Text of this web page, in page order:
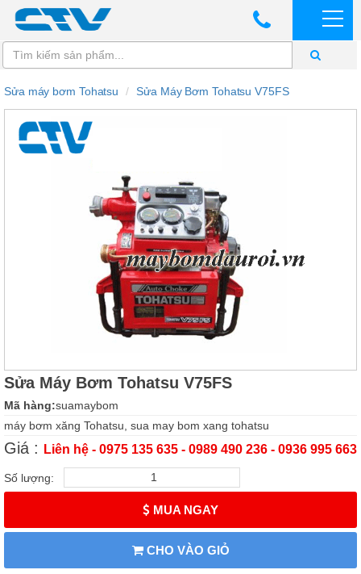
Sửa máy bơm Tohatsu Sửa Máy Bơm Tohatsu V75FS
Sửa Máy Bơm Tohatsu V75FS
Mã hàng:suamaybom
máy bơm xăng Tohatsu, sua may bom xang tohatsu
Giá : Liên hệ - 0975 135 635 - 0989 490 236 - 0936 995 663
Số lượng:
MUA NGAY
CHO VÀO GIỎ